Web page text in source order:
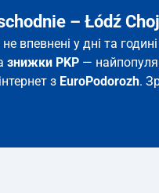
– Łódź
впевнені у дні та
знижки PKP —
з EuroPodorozh.